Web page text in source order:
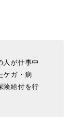
人が仕事中
ケガ・病
険給付を行